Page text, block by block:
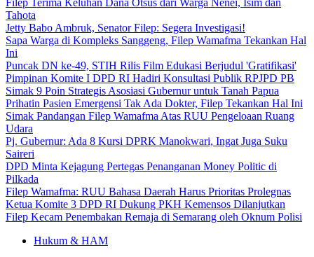
Filep Terima Keluhan Dana Otsus dari Warga Nenei, Isim dan
Tahota
Jetty Babo Ambruk, Senator Filep: Segera Investigasi!
Sapa Warga di Kompleks Sanggeng, Filep Wamafma Tekankan Hal
Ini
Puncak DN ke-49, STIH Rilis Film Edukasi Berjudul 'Gratifikasi'
Pimpinan Komite I DPD RI Hadiri Konsultasi Publik RPJPD PB
Simak 9 Poin Strategis Asosiasi Gubernur untuk Tanah Papua
Prihatin Pasien Emergensi Tak Ada Dokter, Filep Tekankan Hal Ini
Simak Pandangan Filep Wamafma Atas RUU Pengeloaan Ruang
Udara
Pj. Gubernur: Ada 8 Kursi DPRK Manokwari, Ingat Juga Suku
Saireri
DPD Minta Kejagung Pertegas Penanganan Money Politic di
Pilkada
Filep Wamafma: RUU Bahasa Daerah Harus Prioritas Prolegnas
Ketua Komite 3 DPD RI Dukung PKH Kemensos Dilanjutkan
Filep Kecam Penembakan Remaja di Semarang oleh Oknum Polisi
Hukum & HAM